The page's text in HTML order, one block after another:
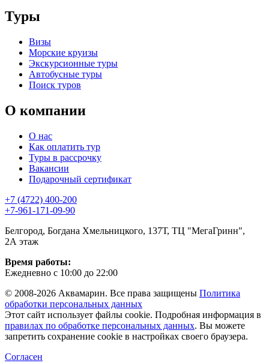
Туры
Визы
Морские круизы
Экскурсионные туры
Автобусные туры
Поиск туров
О компании
О нас
Как оплатить тур
Туры в рассрочку
Вакансии
Подарочный сертификат
+7 (4722) 400-200
+7-961-171-09-90
Белгород, Богдана Хмельницкого, 137Т, ТЦ "МегаГринн",
2А этаж
Время работы:
Ежедневно с 10:00 до 22:00
© 2008-2026 Аквамарин. Все права защищены Политика
обработки персональных данных
Этот сайт использует файлы cookie. Подробная информация в
правилах по обработке персональных данных. Вы можете
запретить сохранение cookie в настройках своего браузера.
Согласен